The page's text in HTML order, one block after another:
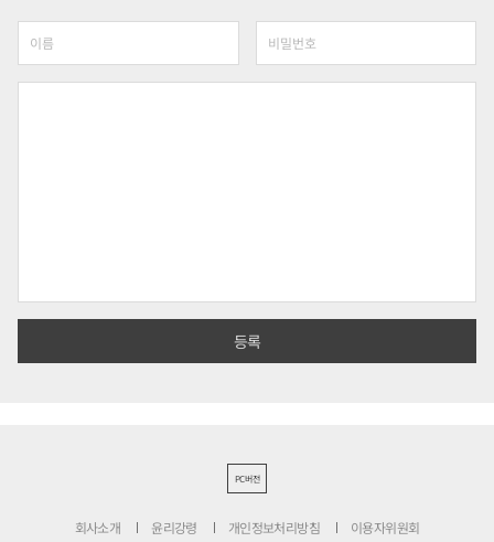
PC버전
회사소개 윤리강령 개인정보처리방침 이용자위원회